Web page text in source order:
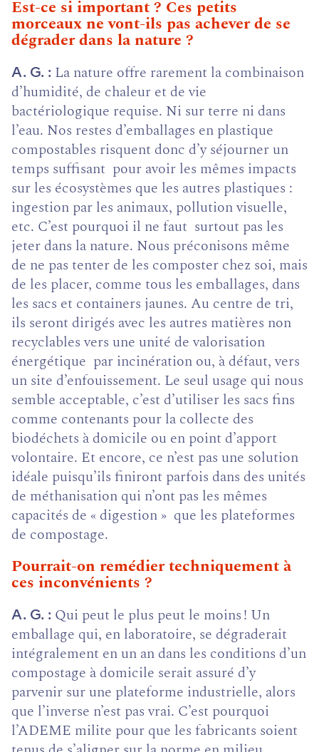
Est-ce si important ? Ces petits
morceaux ne vont-ils pas achever de se
dégrader dans la nature ?
A. G.
La nature offre rarement la combinaison
d’humidité, de chaleur et de vie
bactériologique requise. Ni sur terre ni dans
l’eau. Nos restes d’emballages en plastique
compostables risquent donc d’y séjourner un
temps suffisant pour avoir les mêmes impacts
sur les écosystèmes que les autres plastiques :
ingestion par les animaux, pollution visuelle,
etc. C’est pourquoi il ne faut surtout pas les
jeter dans la nature. Nous préconisons même
de ne pas tenter de les composter chez soi, mais
de les placer, comme tous les emballages, dans
les sacs et containers jaunes. Au centre de tri,
ils seront dirigés avec les autres matières non
recyclables vers une unité de valorisation
énergétique par incinération ou, à défaut, vers
un site d’enfouissement. Le seul usage qui nous
semble acceptable, c’est d’utiliser les sacs fins
comme contenants pour la collecte des
biodéchets à domicile ou en point d’apport
volontaire. Et encore, ce n’est pas une solution
idéale puisqu’ils finiront parfois dans des unités
de méthanisation qui n’ont pas les mêmes
capacités de « digestion » que les plateformes
de compostage.
Pourrait-on remédier techniquement à
ces inconvénients ?
A. G.
Qui peut le plus peut le moins ! Un
emballage qui, en laboratoire, se dégraderait
intégralement en un an dans les conditions d’un
compostage à domicile serait assuré d’y
parvenir sur une plateforme industrielle, alors
que l’inverse n’est pas vrai. C’est pourquoi
l’ADEME milite pour que les fabricants soient